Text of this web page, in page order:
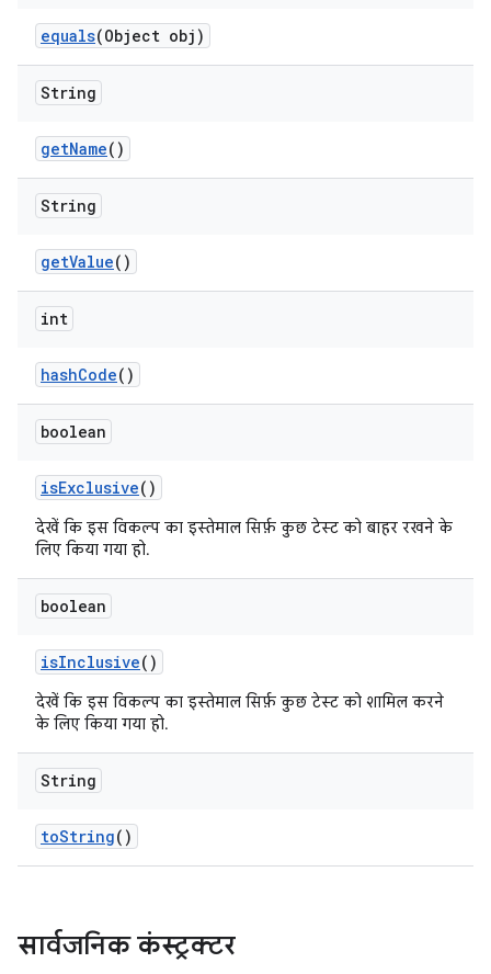
equals(Object obj)
String
getName()
String
getValue()
int
hashCode()
boolean
isExclusive()
देखें कि इस विकल्प का इस्तेमाल सिर्फ़ कुछ टेस्ट को बाहर रखने के
लिए किया गया हो.
boolean
isInclusive()
देखें कि इस विकल्प का इस्तेमाल सिर्फ़ कुछ टेस्ट को शामिल करने
के लिए किया गया हो.
String
toString()
सार्वजनिक कंस्ट्रक्टर